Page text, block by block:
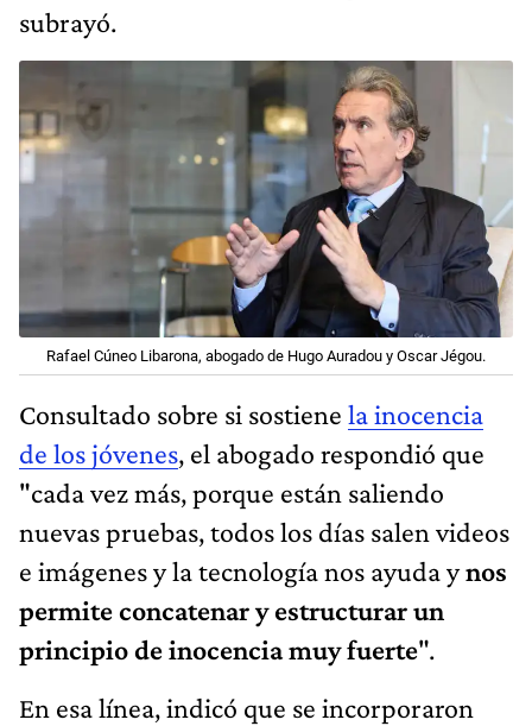
subrayó.
Rafael Cúneo Libarona, abogado de Hugo Auradou y Oscar Jégou.
Consultado sobre si sostiene la inocencia
de los jóvenes, el abogado respondió que
"cada vez más, porque están saliendo
nuevas pruebas, todos los días salen videos
e imágenes y la tecnología nos ayuda ynos
permite concatenar y estructurar un
principio de inocencia muy fuerte".
En esa línea, indicó que se incorporaron